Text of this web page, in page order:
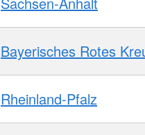
Bayerisches Rotes
Rheinland-Pfalz